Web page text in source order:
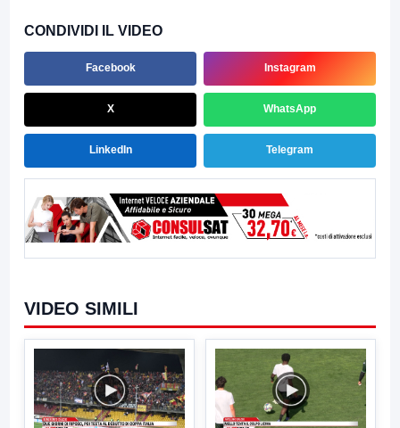
CONDIVIDI IL VIDEO
Facebook Instagram
X WhatsApp
LinkedIn Telegram
VIDEO SIMILI